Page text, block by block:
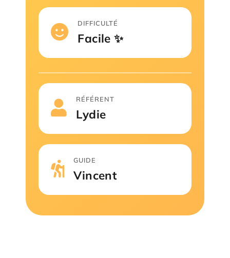
DIFFICULTÉ
Facile ✨
RÉFÉRENT
Lydie
GUIDE
Vincent